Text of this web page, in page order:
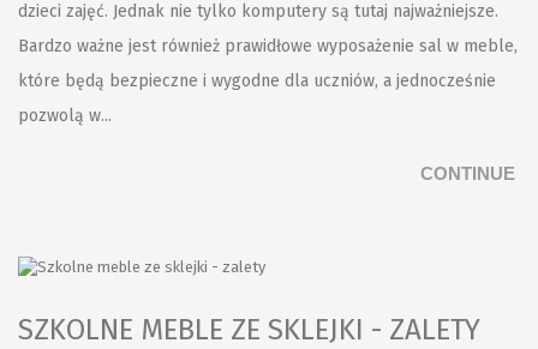
dzieci zajęć. Jednak nie tylko komputery są tutaj najważniejsze.
Bardzo ważne jest również prawidłowe wyposażenie sal w meble,
które będą bezpieczne i wygodne dla uczniów, a jednocześnie
pozwolą w...
CONTINUE
SZKOLNE MEBLE ZE SKLEJKI - ZALETY